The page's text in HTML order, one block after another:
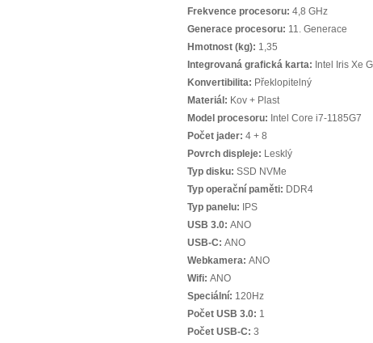
Frekvence procesoru: 4,8 GHz
Generace procesoru: 11. Generace
Hmotnost (kg): 1,35
Integrovaná grafická karta: Intel Iris Xe
Konvertibilita: Překlopitelný
Materiál: Kov + Plast
Model procesoru: Intel Core i7-1185G7
Počet jader: 4 + 8
Povrch displeje: Lesklý
Typ disku: SSD NVMe
Typ operační paměti: DDR4
Typ panelu:
IPS
USB 3.0: ANO
USB-C: ANO
Webkamera: ANO
Wifi: ANO
Speciální: 120Hz
Počet USB 3.0: 1
Počet USB-C: 3